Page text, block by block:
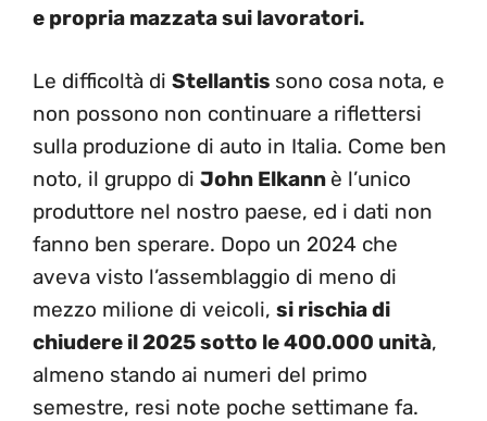
e propria mazzata sui lavoratori.
Le difficoltà di Stellantis sono cosa nota, e
non possono non continuare a riflettersi
sulla produzione di auto in Italia. Come ben
noto, il gruppo di John Elkann è l’unico
produttore nel nostro paese, ed i dati non
fanno ben sperare. Dopo un 2024 che
aveva visto l’assemblaggio di meno di
mezzo milione di veicoli, si rischia di
chiudere il 2025 sotto le 400.000 unità,
almeno stando ai numeri del primo
semestre, resi note poche settimane fa.